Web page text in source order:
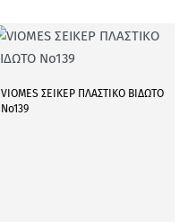
VIOMES ΣΕΙΚΕΡ ΠΛΑΣΤΙΚΟ ΒΙΔΩΤΟ
Νο139